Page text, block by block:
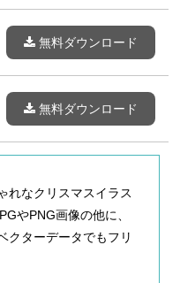
無料ダウンロード
無料ダウンロード
れなクリスマスイラス
やPNG画像の他に、
クターデータでもフリ